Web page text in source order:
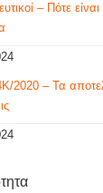
– Πότε
2020 – Τα